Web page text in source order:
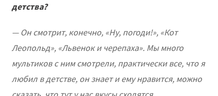
детства?
— Он смотрит, конечно, «Ну, погоди!», «Кот
Леопольд», «Львенок и черепаха». Мы много
мультиков с ним смотрели, практически все, что я
любил в детстве, он знает и ему нравится, можно